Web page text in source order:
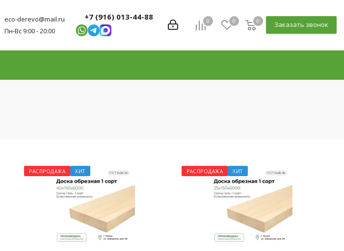
eco-derevo@mail.ru
Пн-Вс 9:00 - 20:00
0 0 0
+7 (916) 013-44-88
Заказать звонок
РАСПРОДАЖА ХИТ РАСПРОДАЖА ХИТ